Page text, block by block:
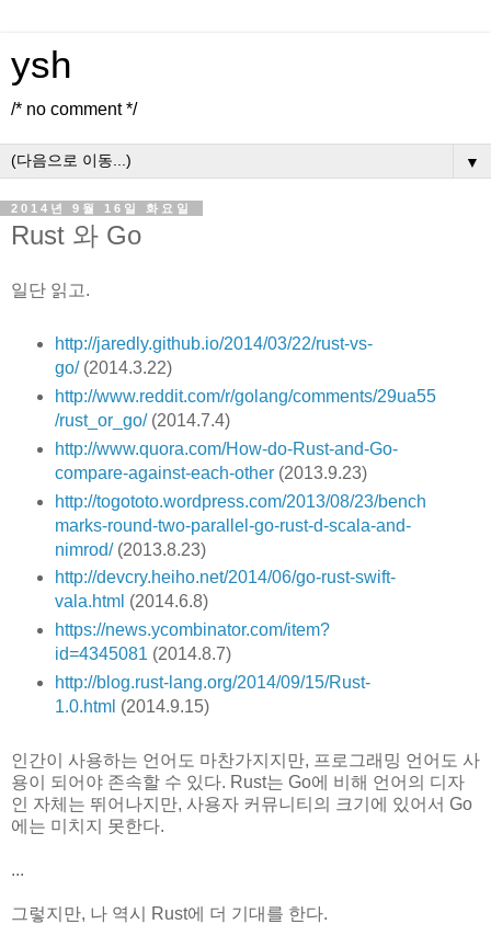
ysh
/* no comment */
▼
2014년 9월 16일 화요일
Rust 와 Go
일단 읽고.
http://jaredly.github.io/2014/03/22/rust-vs-
go/(2014.3.22)
http://www.reddit.com/r/golang/comments/29ua55
/rust_or_go/(2014.7.4)
http://www.quora.com/How-do-Rust-and-Go-
compare-against-each-other(2013.9.23)
http://togototo.wordpress.com/2013/08/23/bench
marks-round-two-parallel-go-rust-d-scala-and-
nimrod/(2013.8.23)
http://devcry.heiho.net/2014/06/go-rust-swift-
vala.html (2014.6.8)
https://news.ycombinator.com/item?
id=4345081(2014.8.7)
http://blog.rust-lang.org/2014/09/15/Rust-
1.0.html (2014.9.15)
인간이 사용하는 언어도 마찬가지지만, 프로그래밍 언어도 사
용이 되어야 존속할 수 있다. Rust는 Go에 비해 언어의 디자
인 자체는 뛰어나지만, 사용자 커뮤니티의 크기에 있어서 Go
에는 미치지 못한다.
...
그렇지만, 나 역시 Rust에 더 기대를 한다.